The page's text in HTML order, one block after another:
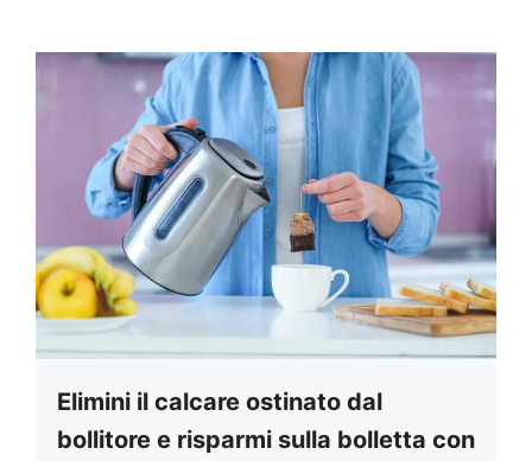
Elimini il calcare ostinato dal
bollitore e risparmi sulla bolletta con